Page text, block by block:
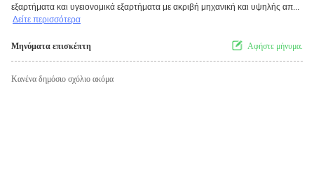
εξαρτήματα και υγειονομικά εξαρτήματα με ακριβή μηχανική και υψηλής απ...
Δείτε περισσότερα
Μηνύματα επισκέπτη Αφήστε μήνυμα.
Κανένα δημόσιο σχόλιο ακόμα